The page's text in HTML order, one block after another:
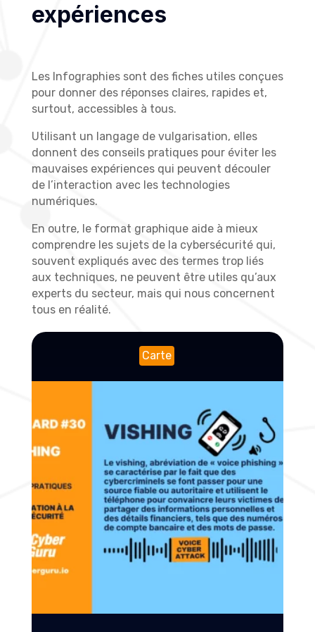
expériences
Les Infographies sont des fiches utiles conçues
pour donner des réponses claires, rapides et,
surtout, accessibles à tous.
Utilisant un langage de vulgarisation, elles
donnent des conseils pratiques pour éviter les
mauvaises expériences qui peuvent découler
de l’interaction avec les technologies
numériques.
En outre, le format graphique aide à mieux
comprendre les sujets de la cybersécurité qui,
souvent expliqués avec des termes trop liés
aux techniques, ne peuvent être utiles qu’aux
experts du secteur, mais qui nous concernent
tous en réalité.